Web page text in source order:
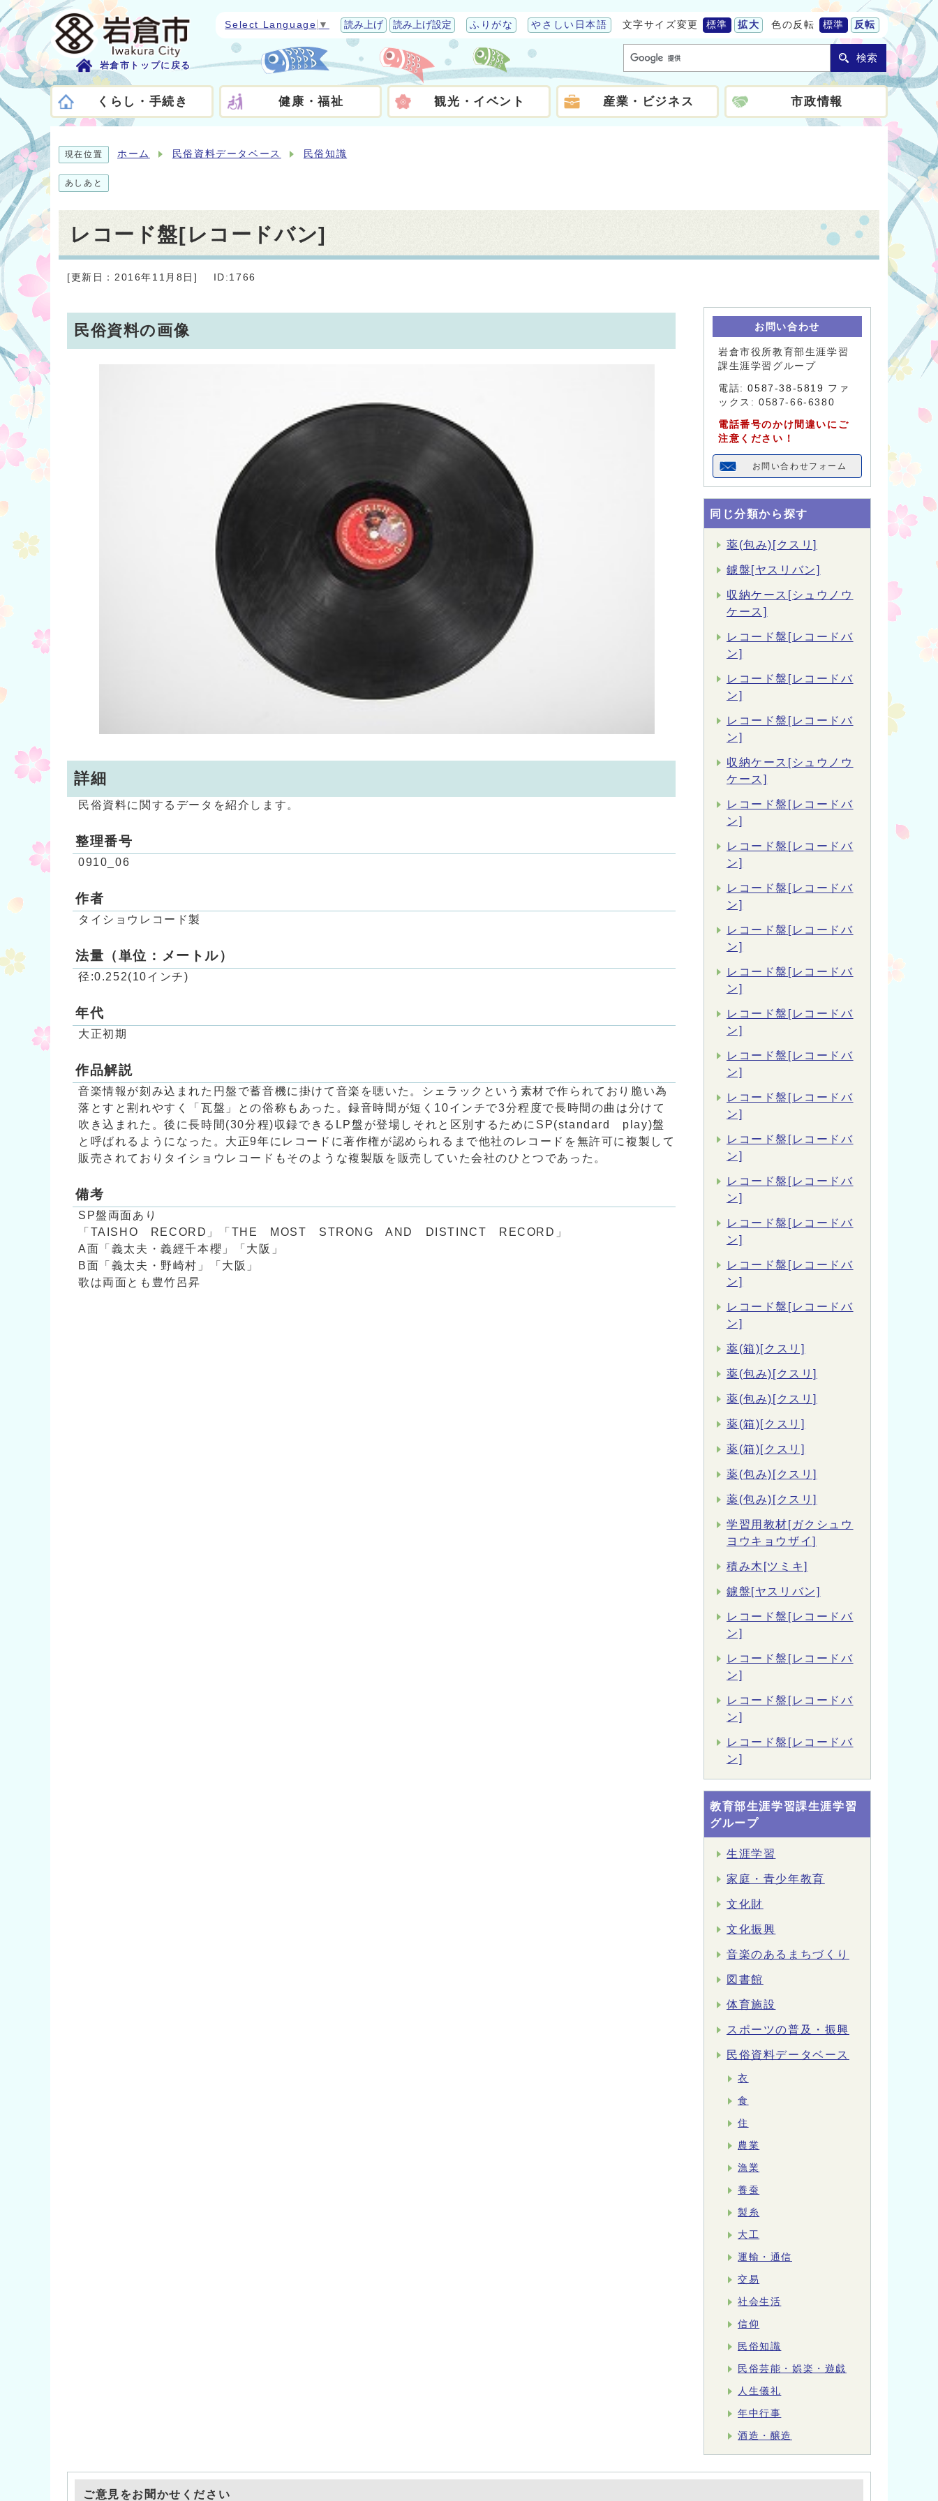
岩倉市トップに戻る
Select Language ▼ 読み上げ 読み上げ設定 ふりがな やさしい日本語 文字サイズ変更 標準 拡大 色の反転 標準 反転
検索
くらし・手続き 健康・福祉 観光・イベント 産業・ビジネス 市政情報
現在位置 ホーム 民俗資料データベース 民俗知識
あしあと
レコード盤[レコードバン]
[更新日：2016年11月8日] ID:1766
民俗資料の画像
詳細
民俗資料に関するデータを紹介します。
整理番号
0910_06
作者
タイショウレコード製
法量（単位：メートル）
径:0.252(10インチ)
年代
大正初期
作品解説
音楽情報が刻み込まれた円盤で蓄音機に掛けて音楽を聴いた。シェラックという素材で作られており脆い為
落とすと割れやすく「瓦盤」との俗称もあった。録音時間が短く10インチで3分程度で長時間の曲は分けて
吹き込まれた。後に長時間(30分程)収録できるLP盤が登場しそれと区別するためにSP(standard play)盤
と呼ばれるようになった。大正9年にレコードに著作権が認められるまで他社のレコードを無許可に複製して
販売されておりタイショウレコードもそのような複製版を販売していた会社のひとつであった。
備考
SP盤両面あり
「TAISHO RECORD」「THE MOST STRONG AND DISTINCT RECORD」
A面「義太夫・義經千本櫻」「大阪」
B面「義太夫・野崎村」「大阪」
歌は両面とも豊竹呂昇
お問い合わせ
岩倉市役所教育部生涯学習
課生涯学習グループ
電話:0587-38-5819 ファ
ックス: 0587-66-6380
電話番号のかけ間違いにご
注意ください！
お問い合わせフォーム
同じ分類から探す
薬(包み)[クスリ]
鑢盤[ヤスリバン]
収納ケース[シュウノウ
ケース]
レコード盤[レコードバ
ン]
レコード盤[レコードバ
ン]
レコード盤[レコードバ
ン]
収納ケース[シュウノウ
ケース]
レコード盤[レコードバ
ン]
レコード盤[レコードバ
ン]
レコード盤[レコードバ
ン]
レコード盤[レコードバ
ン]
レコード盤[レコードバ
ン]
レコード盤[レコードバ
ン]
レコード盤[レコードバ
ン]
レコード盤[レコードバ
ン]
レコード盤[レコードバ
ン]
レコード盤[レコードバ
ン]
レコード盤[レコードバ
ン]
レコード盤[レコードバ
ン]
レコード盤[レコードバ
ン]
薬(箱)[クスリ]
薬(包み)[クスリ]
薬(包み)[クスリ]
薬(箱)[クスリ]
薬(箱)[クスリ]
薬(包み)[クスリ]
薬(包み)[クスリ]
学習用教材[ガクシュウ
ヨウキョウザイ]
積み木[ツミキ]
鑢盤[ヤスリバン]
レコード盤[レコードバ
ン]
レコード盤[レコードバ
ン]
レコード盤[レコードバ
ン]
レコード盤[レコードバ
ン]
教育部生涯学習課生涯学習
グループ
生涯学習
家庭・青少年教育
文化財
文化振興
音楽のあるまちづくり
図書館
体育施設
スポーツの普及・振興
民俗資料データベース
衣
食
住
農業
漁業
養蚕
製糸
大工
運輸・通信
交易
社会生活
信仰
民俗知識
民俗芸能・娯楽・遊戯
人生儀礼
年中行事
酒造・醸造
ご意見をお聞かせください